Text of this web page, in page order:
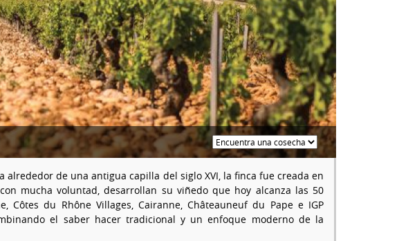
alrededor de una antigua capilla del siglo XVI, la finca fue creada en
mucha voluntad, desarrollan su viñedo que hoy alcanza las 50
du Rhône Villages, Cairanne, Châteauneuf du Pape e IGP
el saber hacer tradicional y un enfoque moderno de la